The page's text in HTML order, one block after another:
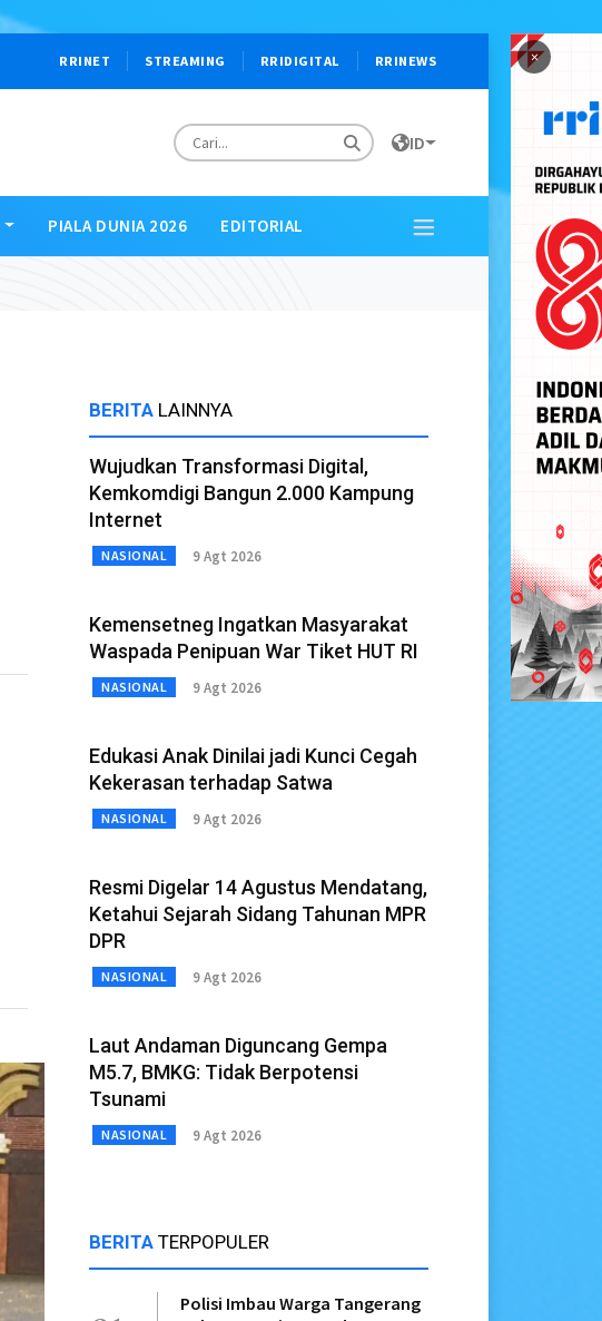
×
RRINET STREAMING RRIDIGITAL RRINEWS
ID
PIALA DUNIA 2026 EDITORIAL
BERITA LAINNYA
Wujudkan Transformasi Digital,
Kemkomdigi Bangun 2.000 Kampung
Internet
NASIONAL 9 Agt 2026
Kemensetneg Ingatkan Masyarakat
Waspada Penipuan War Tiket HUT RI
NASIONAL 9 Agt 2026
Edukasi Anak Dinilai jadi Kunci Cegah
Kekerasan terhadap Satwa
NASIONAL 9 Agt 2026
Resmi Digelar 14 Agustus Mendatang,
Ketahui Sejarah Sidang Tahunan MPR
DPR
NASIONAL 9 Agt 2026
Laut Andaman Diguncang Gempa
M5.7, BMKG: Tidak Berpotensi
Tsunami
NASIONAL 9 Agt 2026
BERITA TERPOPULER
Polisi Imbau Warga Tangerang